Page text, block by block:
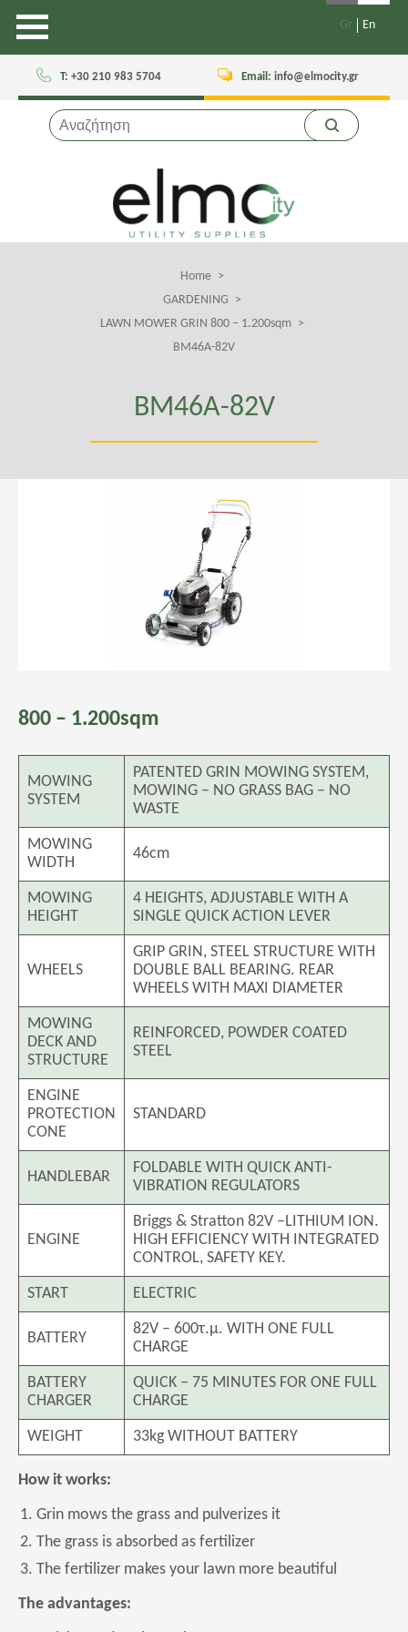
Gr En
Τ: +30 210 983 5704 Email: info@elmocity.gr
Home
GARDENING
LAWN MOWER GRIN 800 – 1.200sqm
BM46A-82V
BM46A-82V
800 – 1.200sqm
MOWING
SYSTEM
PATENTED GRIN MOWING SYSTEM,
MOWING – NO GRASS BAG – NO
WASTE
MOWING
WIDTH
46cm
MOWING
HEIGHT
4 HEIGHTS, ADJUSTABLE WITH A
SINGLE QUICK ACTION LEVER
WHEELS
GRIP GRIN, STEEL STRUCTURE WITH
DOUBLE BALL BEARING. REAR
WHEELS WITH MAXI DIAMETER
MOWING
DECK AND
STRUCTURE
REINFORCED, POWDER COATED
STEEL
ENGINE
PROTECTION
CONE
STANDARD
HANDLEBAR
FOLDABLE WITH QUICK ANTI-
VIBRATION REGULATORS
ENGINE
Briggs & Stratton 82V –LITHIUM ION.
HIGH EFFICIENCY WITH INTEGRATED
CONTROL, SAFETY KEY.
START ELECTRIC
BATTERY
82V – 600τ.μ. WITH ONE FULL
CHARGE
BATTERY
CHARGER
QUICK – 75 MINUTES FOR ONE FULL
CHARGE
WEIGHT 33kg WITHOUT BATTERY
How it works:
Grin mows the grass and pulverizes it
The grass is absorbed as fertilizer
The fertilizer makes your lawn more beautiful
The advantages: